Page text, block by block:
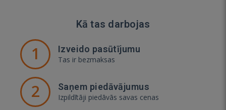
Kā tas darbojas
1 Izveido pasūtījumu
Tas ir bezmaksas
2 Saņem piedāvājumus
Izpildītāji piedāvās savas cenas